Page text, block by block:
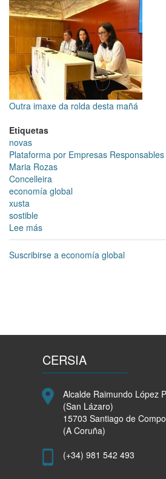
Outra imaxe da rolda desta mañá
Etiquetas
novas
Plataforma por Empresas Responsables
Maria Rozas
Concelleira
economía global
xusta
sostible
Lee más
A
Plataforma
unha
global
xusta
e
sostible,
coincidindo
Encontro
Suscribirse a economía global
CERSIA
Alcalde Raimundo López
(San Lázaro)
15703 Santiago de
(A Coruña)
(+34) 981 542 493